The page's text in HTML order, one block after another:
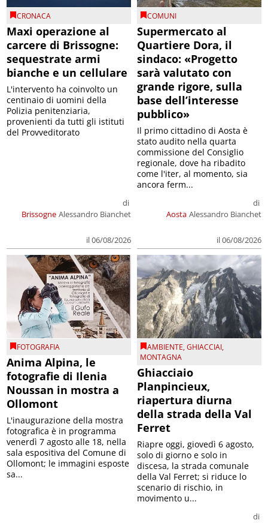
CRONACA
Maxi operazione al
carcere di Brissogne:
sequestrate armi
bianche e un cellulare
Brissogne
di
Alessandro Bianchet
il 06/08/2026
L'intervento ha coinvolto un
centinaio di uomini della
Polizia penitenziaria,
provenienti da tutti gli istituti
del Provveditorato
COMUNI
Supermercato al
Quartiere Dora, il
sindaco: «Progetto
sarà valutato con
grande rigore, sulla
base dell’interesse
pubblico»
Aosta
di
Alessandro Bianchet
il 06/08/2026
Il primo cittadino di Aosta è
stato audito nella quarta
commissione del Consiglio
regionale, dove ha ribadito
come l'iter, al momento, sia
ancora ferm...
FOTOGRAFIA
Anima Alpina, le
fotografie di Ilenia
Noussan in mostra a
Ollomont
L'inaugurazione della mostra
fotografica è in programma
venerdì 7 agosto alle 18, nella
sala espositiva del Comune di
Ollomont; le immagini esposte
sa...
AMBIENTE,GHIACCIAI,
MONTAGNA
Ghiacciaio
Planpincieux,
riapertura diurna
della strada della Val
Ferret
di
Riapre oggi, giovedì 6 agosto,
solo di giorno e solo in
discesa, la strada comunale
della Val Ferret; si riduce lo
scenario di rischio, in
movimento u...